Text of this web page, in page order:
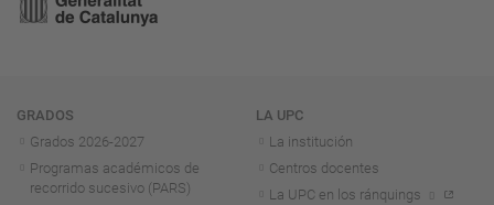
Navegación
GRADOS
Grados 2026-2027
Programas académicos de
recorrido sucesivo (PARS)
LA UPC
La institución
Centros docentes
La UPC en los ránquings